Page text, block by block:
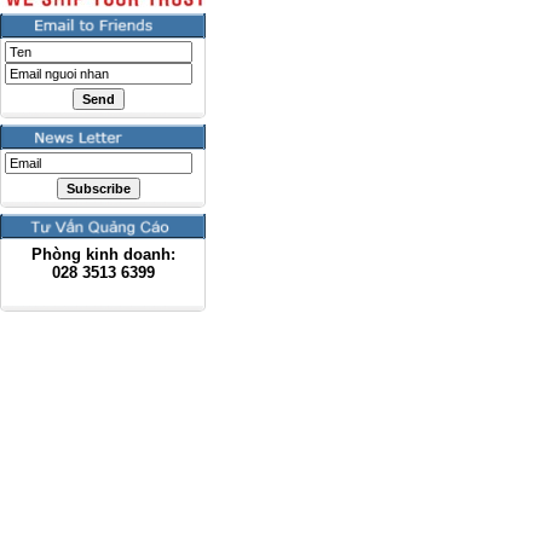
Phòng kinh doanh:
028 3513 6399